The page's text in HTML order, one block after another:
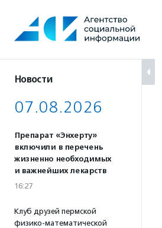
содержанию
Новости
07.08.2026
Препарат «Энхерту»
включили в перечень
жизненно необходимых
и важнейших лекарств
16:27
Клуб друзей пермской
физико-математической